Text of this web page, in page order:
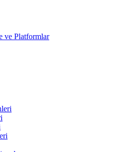
ve Platformlar